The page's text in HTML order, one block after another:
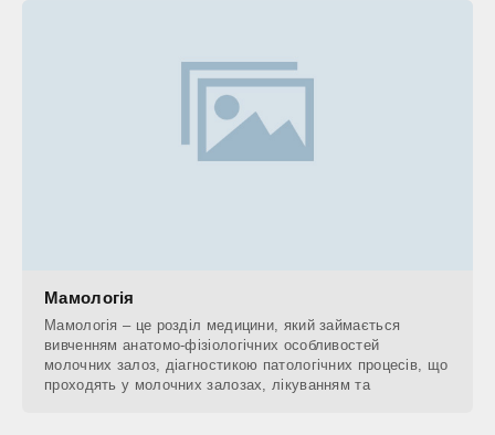
Мамологія
Мамологія – це розділ медицини, який займається
вивченням анатомо-фізіологічних особливостей
молочних залоз, діагностикою патологічних процесів, що
проходять у молочних залозах, лікуванням та